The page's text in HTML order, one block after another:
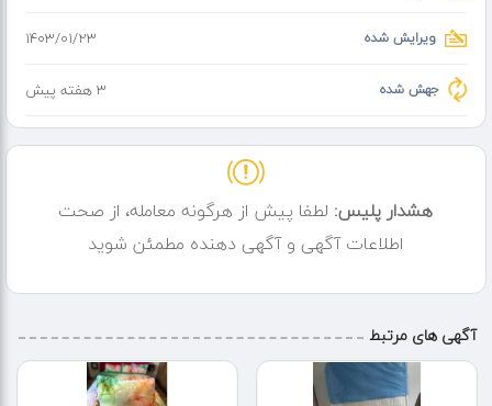
ویرایش شده ۱۴۰۳/۰۱/۲۳
جهش شده 3 هفته پیش
هشدار پلیس: لطفا پیش از هرگونه معامله، از صحت
اطلاعات آگهی و آگهی دهنده مطمئن شوید
آگهی های مرتبط